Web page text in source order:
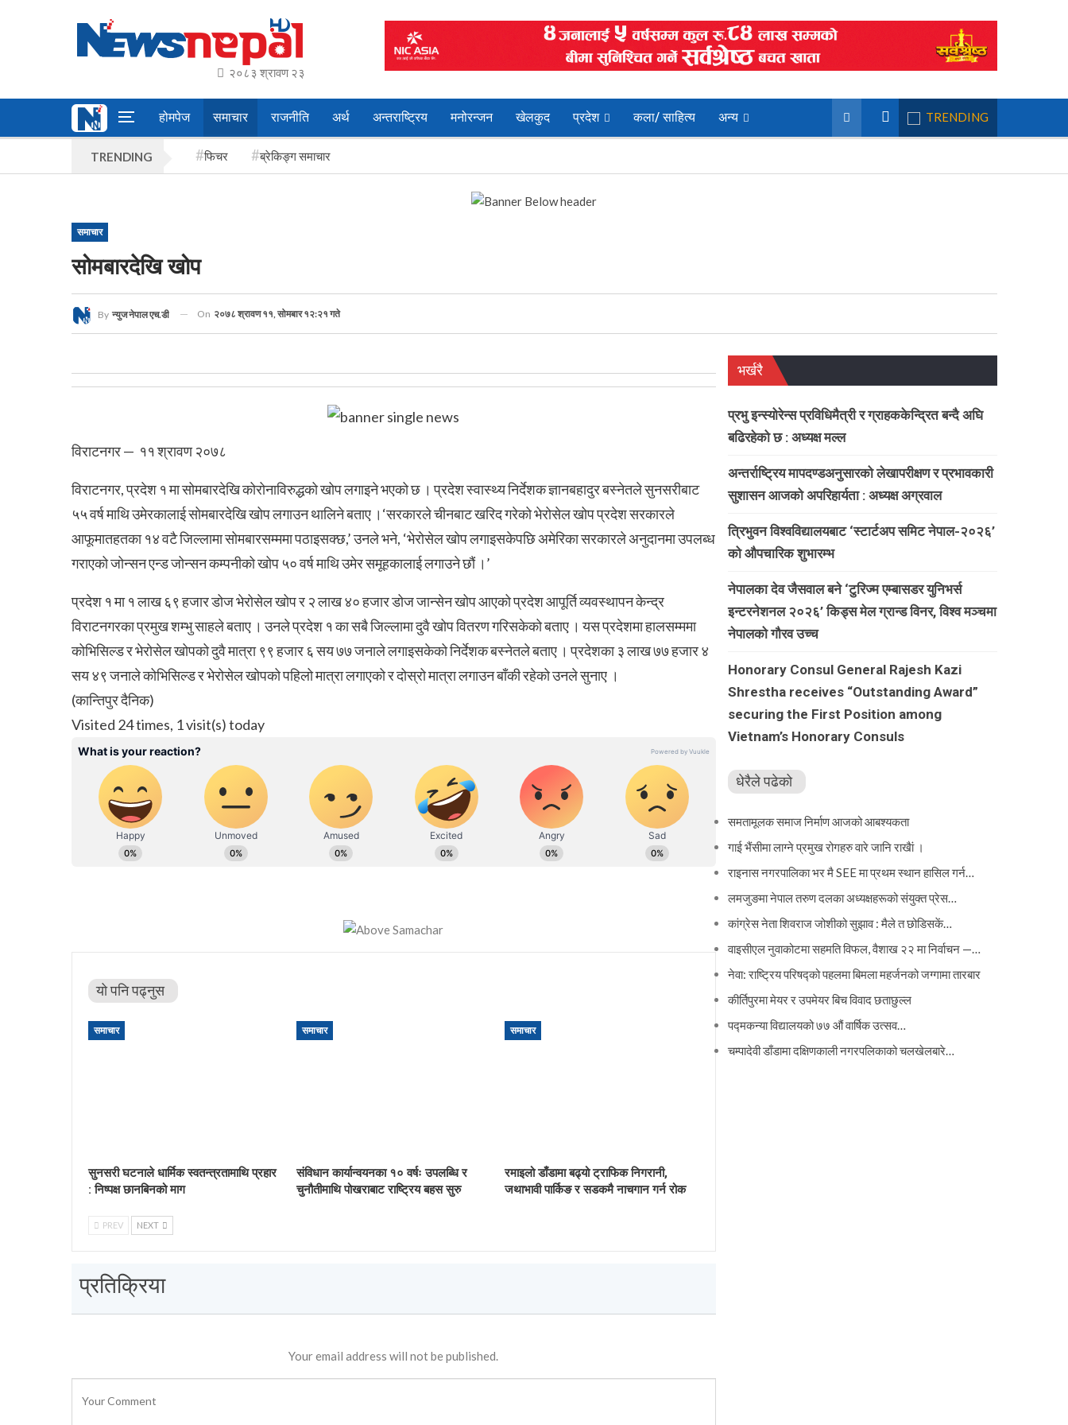
२०८३ श्रावण २३
होमपेज समाचार राजनीति अर्थ अन्तराष्ट्रिय मनोरन्जन खेलकुद प्रदेश कला/ साहित्य अन्य TRENDING
TRENDING फिचर ब्रेकिङ्ग समाचार
समाचार
सोमबारदेखि खोप
By न्युज नेपाल एच.डी On २०७८ श्रावण ११, सोमबार १२:२१ गते
विराटनगर — ११ श्रावण २०७८
विराटनगर, प्रदेश १ मा सोमबारदेखि कोरोनाविरुद्धको खोप लगाइने भएको छ । प्रदेश स्वास्थ्य निर्देशक ज्ञानबहादुर बस्नेतले सुनसरीबाट
५५ वर्ष माथि उमेरकालाई सोमबारदेखि खोप लगाउन थालिने बताए । ‘सरकारले चीनबाट खरिद गरेको भेरोसेल खोप प्रदेश सरकारले
आफूमातहतका १४ वटै जिल्लामा सोमबारसम्ममा पठाइसक्छ,’ उनले भने, ‘भेरोसेल खोप लगाइसकेपछि अमेरिका सरकारले अनुदानमा उपलब्ध
गराएको जोन्सन एन्ड जोन्सन कम्पनीको खोप ५० वर्ष माथि उमेर समूहकालाई लगाउने छौं ।’
प्रदेश १ मा १ लाख ६९ हजार डोज भेरोसेल खोप र २ लाख ४० हजार डोज जान्सेन खोप आएको प्रदेश आपूर्ति व्यवस्थापन केन्द्र
विराटनगरका प्रमुख शम्भु साहले बताए । उनले प्रदेश १ का सबै जिल्लामा दुवै खोप वितरण गरिसकेको बताए । यस प्रदेशमा हालसम्ममा
कोभिसिल्ड र भेरोसेल खोपको दुवै मात्रा ९९ हजार ६ सय ७७ जनाले लगाइसकेको निर्देशक बस्नेतले बताए । प्रदेशका ३ लाख ७७ हजार ४
सय ४९ जनाले कोभिसिल्ड र भेरोसेल खोपको पहिलो मात्रा लगाएको र दोस्रो मात्रा लगाउन बाँकी रहेको उनले सुनाए ।
(कान्तिपुर दैनिक)
Visited 24 times, 1 visit(s) today
यो पनि पढ्नुस
समाचार
सुनसरी घटनाले धार्मिक स्वतन्त्रतामाथि प्रहार
: निष्पक्ष छानबिनको माग
समाचार
संविधान कार्यान्वयनका १० वर्षः उपलब्धि र
चुनौतीमाथि पोखराबाट राष्ट्रिय बहस सुरु
समाचार
रमाइलो डाँडामा बढ्यो ट्राफिक निगरानी,
जथाभावी पार्किङ र सडकमै नाचगान गर्न रोक
PREV NEXT
प्रतिक्रिया
Your email address will not be published.
भर्खरै
प्रभु इन्स्योरेन्स प्रविधिमैत्री र ग्राहककेन्द्रित बन्दै अघि
बढिरहेको छ : अध्यक्ष मल्ल
अन्तर्राष्ट्रिय मापदण्डअनुसारको लेखापरीक्षण र प्रभावकारी
सुशासन आजको अपरिहार्यता : अध्यक्ष अग्रवाल
त्रिभुवन विश्वविद्यालयबाट ‘स्टार्टअप समिट नेपाल-२०२६’
को औपचारिक शुभारम्भ
नेपालका देव जैसवाल बने ‘टुरिज्म एम्बासडर युनिभर्स
इन्टरनेशनल २०२६’ किड्स मेल ग्रान्ड विनर, विश्व मञ्चमा
नेपालको गौरव उच्च
Honorary Consul General Rajesh Kazi
Shrestha receives “Outstanding Award”
securing the First Position among
Vietnam’s Honorary Consuls
धेरैले पढेको
समतामूलक समाज निर्माण आजको आबश्यकता
गाई भैंसीमा लाग्ने प्रमुख रोगहरु वारे जानि राखैां ।
राइनास नगरपालिका भर मै SEE मा प्रथम स्थान हासिल गर्न…
लमजुङमा नेपाल तरुण दलका अध्यक्षहरूको संयुक्त प्रेस…
कांग्रेस नेता शिवराज जोशीको सुझाव : मैले त छोडिसकें…
वाइसीएल नुवाकोटमा सहमति विफल, वैशाख २२ मा निर्वाचन —…
नेवा: राष्ट्रिय परिषद्को पहलमा बिमला महर्जनको जग्गामा तारबार
कीर्तिपुरमा मेयर र उपमेयर बिच विवाद छताछुल्ल
पद्मकन्या विद्यालयको ७७ औं ‌‌वार्षिक ‌उत्सव…
चम्पादेवी डाँडामा दक्षिणकाली नगरपलिकाको चलखेलबारे…